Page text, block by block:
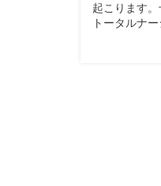
起こります
トータルナ